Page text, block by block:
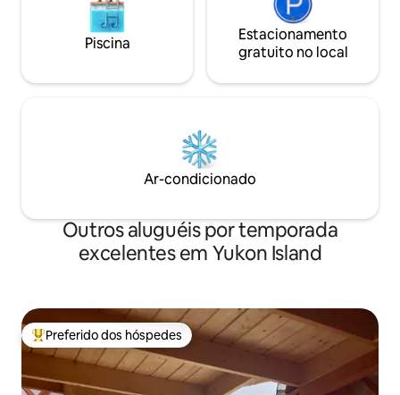
Piscina
Estacionamento
gratuito no local
Ar-condicionado
Outros aluguéis por temporada
excelentes em Yukon Island
Entre os melhores preferidos dos hóspedes
Preferido dos hóspedes